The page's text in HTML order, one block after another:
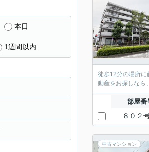
徒歩12分の場所に
動産をお探しなら
部屋番
８０２
中古マンション
本日
1週間以内